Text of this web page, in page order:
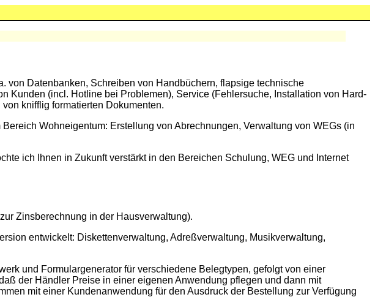
von Datenbanken, Schreiben von Handbüchern, flapsige technische
Kunden (incl. Hotline bei Problemen), Service (Fehlersuche, Installation von Hard-
knifflig formatierten Dokumenten.
Wohneigentum: Erstellung von Abrechnungen, Verwaltung von WEGs (in
ich Ihnen in Zukunft verstärkt in den Bereichen Schulung, WEG und Internet
Zinsberechnung in der Hausverwaltung).
entwickelt: Diskettenverwaltung, Adreßverwaltung, Musikverwaltung,
und Formulargenerator für verschiedene Belegtypen, gefolgt von einer
der Händler Preise in einer eigenen Anwendung pflegen und dann mit
mit einer Kundenanwendung für den Ausdruck der Bestellung zur Verfügung